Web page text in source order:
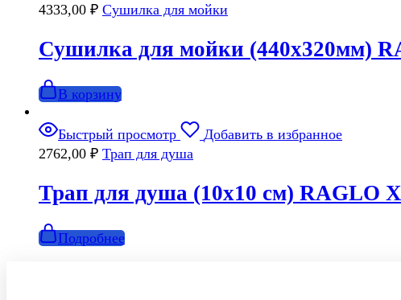
4333,00 ₽ Сушилка для мойки
Сушилка для мойки (440х320мм)
В корзину
Быстрый просмотр
Добавить в избранное
2762,00 ₽ Трап для душа
Трап для душа (10х10 см) RAGLO
Подробнее